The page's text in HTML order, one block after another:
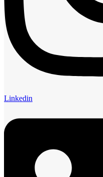
Linkedin